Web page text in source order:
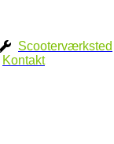
Scooterværksted
Kontakt